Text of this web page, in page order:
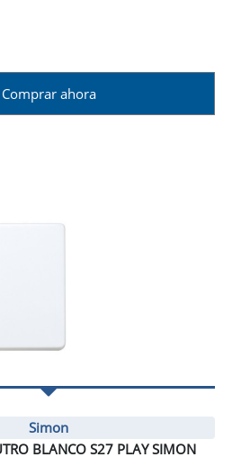
Comprar ahora
Simon
BLANCO S27 PLAY SIMON